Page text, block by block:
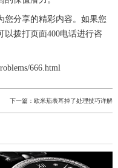
您分享的精彩内容。如果您
拨打页面400电话进行咨
666.html
下一篇：欧米茄表耳掉了处理技巧详解